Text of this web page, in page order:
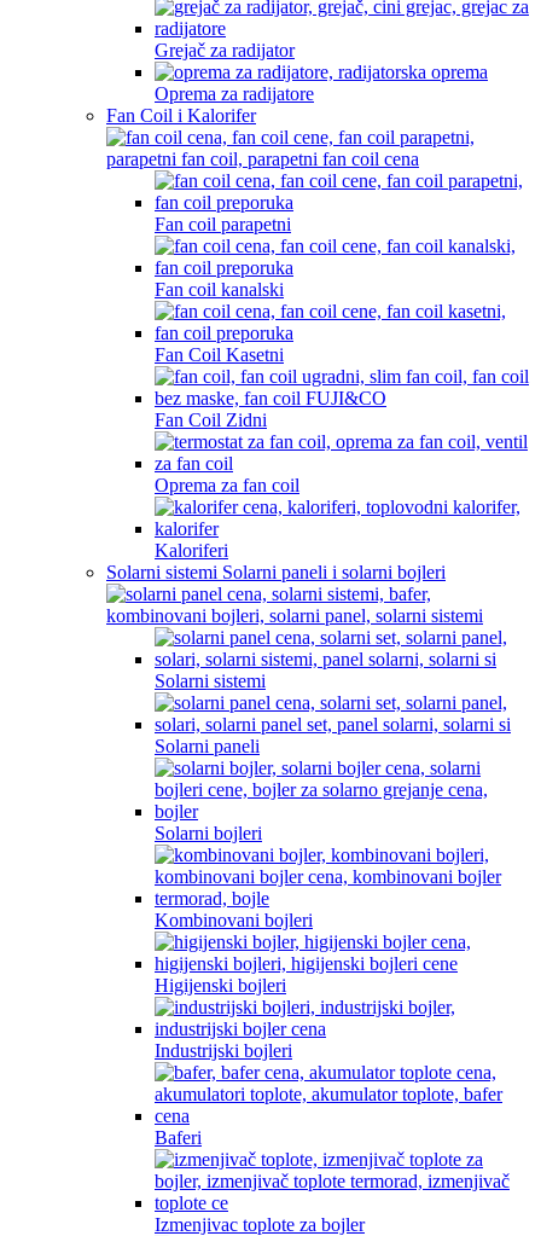
Grejač za radijator
Oprema za radijatore
Fan Coil i Kalorifer
Fan coil parapetni
Fan coil kanalski
Fan Coil Kasetni
Fan Coil Zidni
Oprema za fan coil
Kaloriferi
Solarni sistemi Solarni paneli i solarni bojleri
Solarni sistemi
Solarni paneli
Solarni bojleri
Kombinovani bojleri
Higijenski bojleri
Industrijski bojleri
Baferi
Izmenjivac toplote za bojler